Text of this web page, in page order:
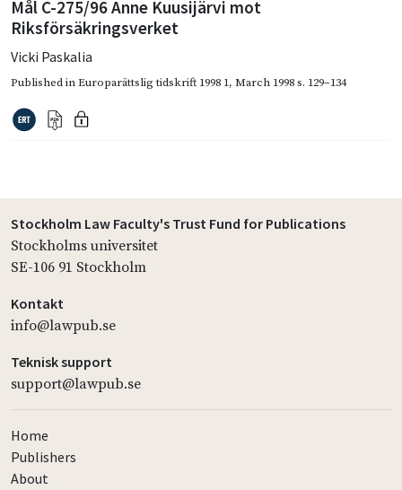
Mål C-275/96 Anne Kuusijärvi mot
Riksförsäkringsverket
Vicki Paskalia
Published inEuroparättslig tidskrift 1998 1, March 1998s. 129–134
Stockholm Law Faculty's Trust Fund for Publications
Stockholms universitet
SE-106 91 Stockholm
Kontakt
info@lawpub.se
Teknisk support
support@lawpub.se
Home
Publishers
About